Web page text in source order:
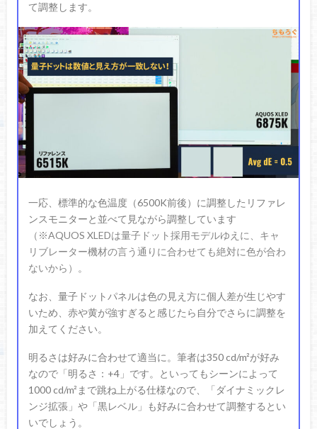
て調整します。
一応、標準的な色温度（6500K前後）に調整したリファレ
ンスモニターと並べて見ながら調整しています
（※AQUOS XLEDは量子ドット採用モデルゆえに、キャ
リブレーター機材の言う通りに合わせても絶対に色が合わ
ないから）
。
なお、量子ドットパネルは色の見え方に個人差が生じやす
いため、赤や黄が強すぎると感じたら自分でさらに調整を
加えてください。
明るさは好みに合わせて適当に。筆者は350 cd/m²が好み
なので「明るさ：+4」です。といってもシーンによって
1000 cd/m²まで跳ね上がる仕様なので、「ダイナミックレ
ンジ拡張」や「黒レベル」も好みに合わせて調整するとい
いでしょう。